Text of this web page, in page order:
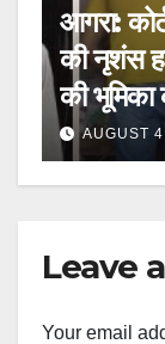
आगरा:
की नृशंस
की भूमिका
AUGUST
Leave
Your email